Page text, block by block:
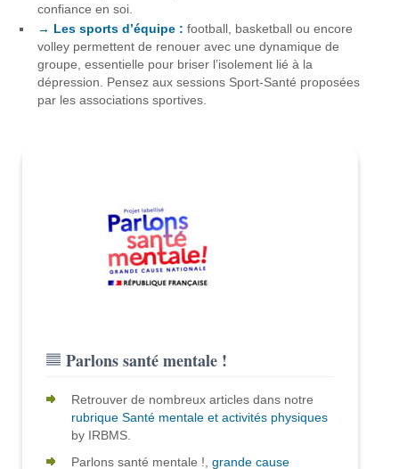
confiance en soi.
→ Les sports d’équipe : football, basketball ou encore
volley permettent de renouer avec une dynamique de
groupe, essentielle pour briser l’isolement lié à la
dépression. Pensez aux sessions Sport-Santé proposées
par les associations sportives.
Parlons santé mentale !
Retrouver de nombreux articles dans notre
rubrique Santé mentale et activités physiques
by IRBMS.
Parlons santé mentale !,grande cause